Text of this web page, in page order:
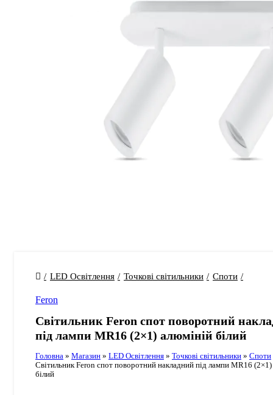
LED Освітлення Точкові світильники Споти
Feron
Cвітильник Feron cпот поворотний
під лампи MR16 (2×1) алюміній білий
Головна » Магазин » LED Освітлення » Точкові світильники » Споти
Cвітильник Feron cпот поворотний накладний під лампи MR16
білий